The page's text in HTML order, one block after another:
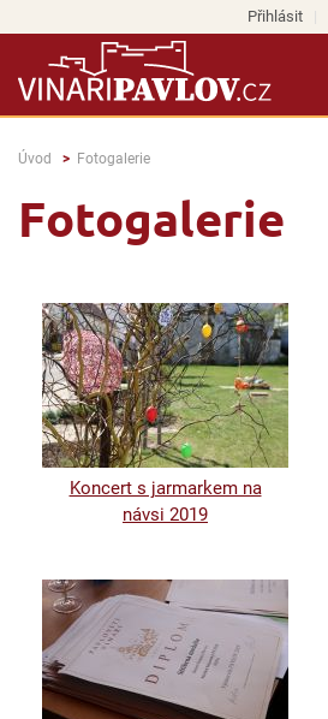
Přihlásit
Úvod Fotogalerie
Fotogalerie
Koncert s jarmarkem na
návsi 2019